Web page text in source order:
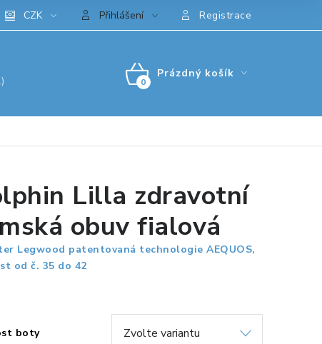
CZK Přihlášení Registrace
NÁKUPNÍ
Prázdný košík
Lilla zdravotní
obuv fialová
Legwood patentovaná technologie AEQUOS,
od č. 35 do 42
boty